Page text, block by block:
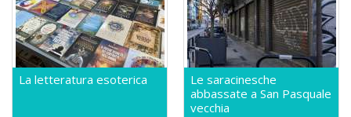
La letteratura esoterica
Le saracinesche
abbassate a San Pasquale
vecchia